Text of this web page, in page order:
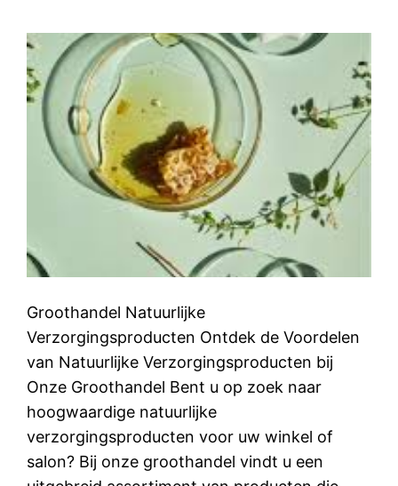
Groothandel Natuurlijke
Verzorgingsproducten Ontdek de Voordelen
van Natuurlijke Verzorgingsproducten bij
Onze Groothandel Bent u op zoek naar
hoogwaardige natuurlijke
verzorgingsproducten voor uw winkel of
salon? Bij onze groothandel vindt u een